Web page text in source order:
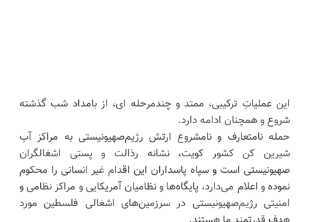
این عملیاتِ ترکیبی، ممتد و چندمرحله ای، از بامداد شب گذشته
شروع و همچنان ادامه دارد.
حمله نامتعارف و نامشروع ارتش رژیم‌صهیونیستی به مراکز آب
شیرین کن کشور کویت، نشانه رذالت و پستی اشغالگران
صهیونیستی است و سپاه پاسداران این اقدام غیر انسانی را محکوم
نموده و اعلام می‌دارد، پایگاه‌ها و نظامیان آمریکایی و مراکز نظامی و
امنیتی رژیم‌صهیونیستی در سرزمین‌های اشغالی فلسطین مورد